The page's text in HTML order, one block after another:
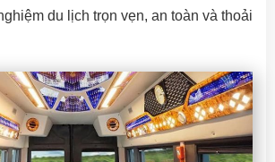
du lịch trọn vẹn, an toàn và thoải